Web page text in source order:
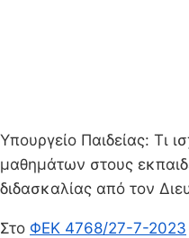
Υπουργείο Παιδείας: Τι
μαθημάτων στους
διδασκαλίας από τον
Στο ΦΕΚ 4768/27-7-2023